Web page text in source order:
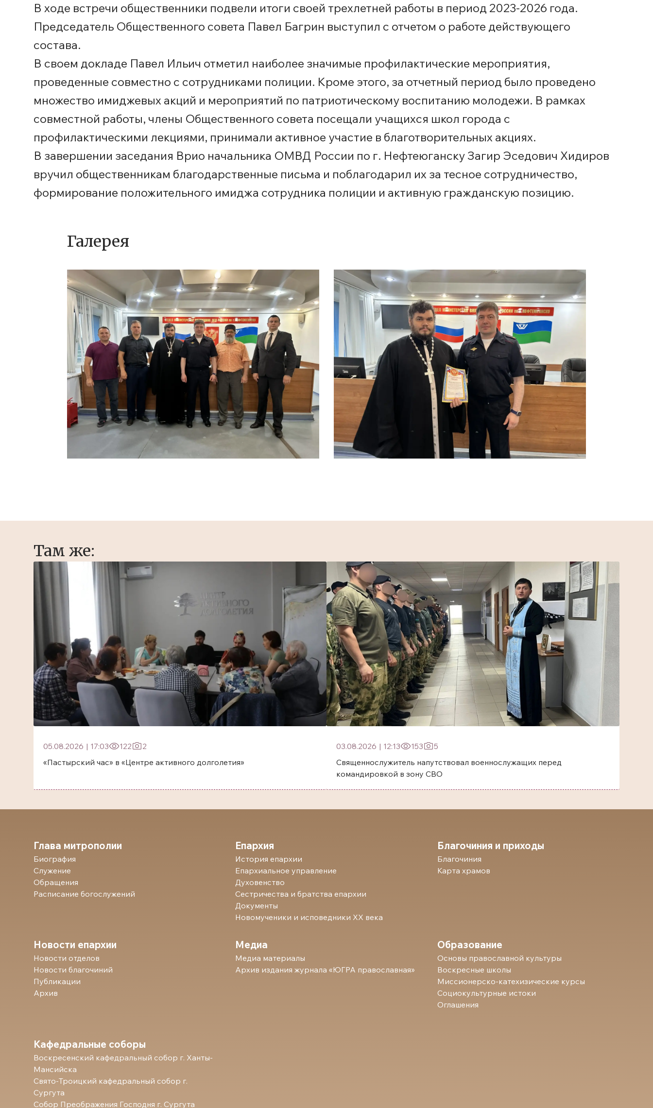
В ходе встречи общественники подвели итоги своей трехлетней работы в период 2023-2026 года.
Председатель Общественного совета Павел Багрин выступил с отчетом о работе действующего
состава.
В своем докладе Павел Ильич отметил наиболее значимые профилактические мероприятия,
проведенные совместно с сотрудниками полиции. Кроме этого, за отчетный период было проведено
множество имиджевых акций и мероприятий по патриотическому воспитанию молодежи. В рамках
совместной работы, члены Общественного совета посещали учащихся школ города с
профилактическими лекциями, принимали активное участие в благотворительных акциях.
В завершении заседания Врио начальника ОМВД России по г. Нефтеюганску Загир Эседович Хидиров
вручил общественникам благодарственные письма и поблагодарил их за тесное сотрудничество,
формирование положительного имиджа сотрудника полиции и активную гражданскую позицию.
Галерея
Там же:
05.08.2026 | 17:03 122
2
«Пастырский час» в «Центре активного долголетия»
03.08.2026 | 12:13 153
5
Священнослужитель напутствовал военнослужащих перед
командировкой в зону СВО
Глава митрополии
Биография
Служение
Обращения
Расписание богослужений
Епархия
История епархии
Епархиальное управление
Духовенство
Сестричества и братства епархии
Документы
Новомученики и исповедники ХХ века
Благочиния и приходы
Благочиния
Карта храмов
Новости епархии
Новости отделов
Новости благочиний
Публикации
Архив
Медиа
Медиа материалы
Архив издания журнала «ЮГРА православная»
Образование
Основы православной культуры
Воскресные школы
Миссионерско-катехизические курсы
Социокультурные истоки
Оглашения
Кафедральные соборы
Воскресенский кафедральный собор г. Ханты-
Мансийска
Свято-Троицкий кафедральный собор г.
Сургута
Собор Преображения Господня г. Сургута